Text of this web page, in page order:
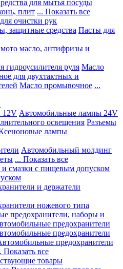
для мытья посуды
плит ... Показать все
очистки рук
защитные средства Пасты для
масло, антифризы и
гидроусилителя руля Масло
для двухтактных и
Масло промывочное ...
12V Автомобильные лампы 24V
освещения Разъемы
лампы
Автомобильный молдинг
... Показать все
смазки с пищевым допуском
и держатели
ножевого типа
предохранители, наборы и
предохранители
предохранители
предохранители
Показать все
товары